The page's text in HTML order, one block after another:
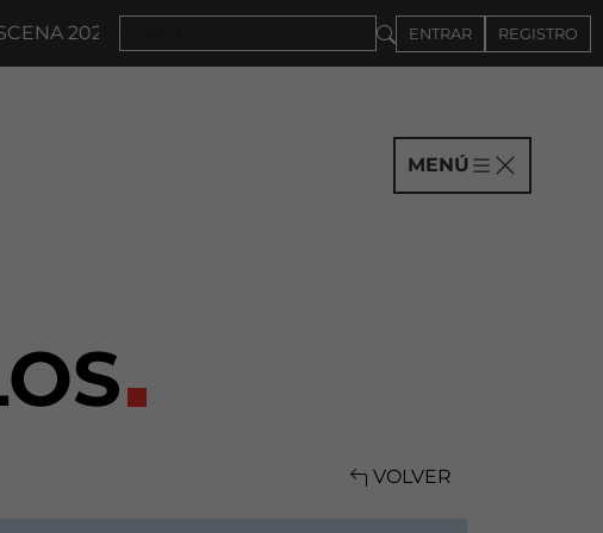
2027 · CONVOCATORIA A COMPAÑÍAS HASTA EL 4DE
ENTRAR REGISTRO
MENÚ
VOLVER